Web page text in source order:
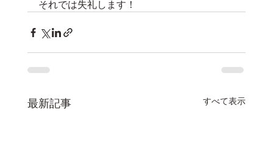
それでは失礼します！
最新記事 すべて表示